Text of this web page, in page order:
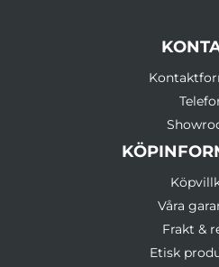
Våra
Frakt &
Etisk